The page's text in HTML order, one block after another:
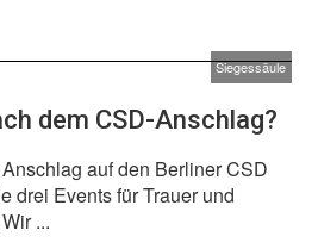
Siegessäule
dem CSD-Anschlag?
auf den Berliner CSD
drei Events für Trauer und
...